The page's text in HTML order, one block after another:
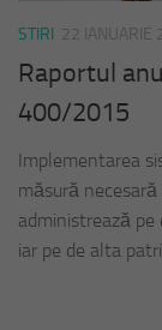
STIRI 22 IANUARIE
Raportul
400/2015
Implementarea
măsură
administrează pe
iar pe de alta